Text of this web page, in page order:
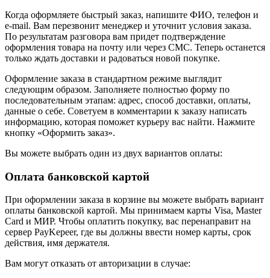
Когда оформляете быстрый заказ, напишите ФИО, телефон и
e-mail. Вам перезвонит менеджер и уточнит условия заказа.
По результатам разговора вам придет подтверждение
оформления товара на почту или через СМС. Теперь останется
только ждать доставки и радоваться новой покупке.
Оформление заказа в стандартном режиме выглядит
следующим образом. Заполняете полностью форму по
последовательным этапам: адрес, способ доставки, оплаты,
данные о себе. Советуем в комментарии к заказу написать
информацию, которая поможет курьеру вас найти. Нажмите
кнопку «Оформить заказ».
Вы можете выбрать один из двух вариантов оплаты:
Оплата банковской картой
При оформлении заказа в корзине вы можете выбрать вариант
оплаты банковской картой. Мы принимаем карты Visa, Master
Card и МИР. Чтобы оплатить покупку, вас перенаправит на
сервер PayKepeer, где вы должны ввести номер карты, срок
действия, имя держателя.
Вам могут отказать от авторизации в случае: